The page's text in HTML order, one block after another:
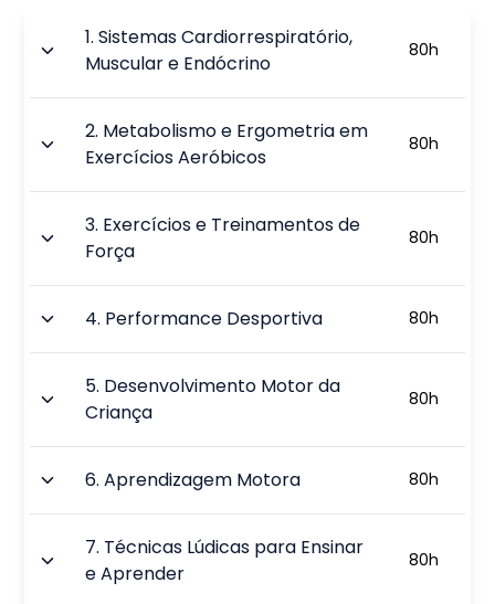
1.Sistemas Cardiorrespiratório,
Muscular e Endócrino
80h
2. Metabolismo e Ergometria em
Exercícios Aeróbicos
80h
3. Exercícios e Treinamentos de
Força
80h
4. Performance Desportiva 80h
5. Desenvolvimento Motor da
Criança
80h
6.Aprendizagem Motora 80h
7. Técnicas Lúdicas para Ensinar
e Aprender
80h